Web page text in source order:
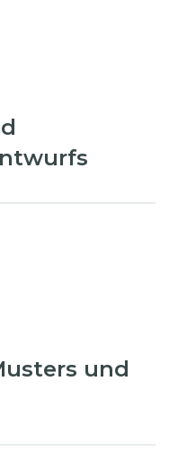
und